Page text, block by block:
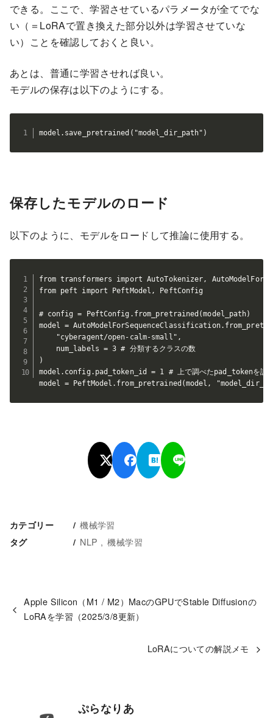
できる。ここで、学習させているパラメータが全てでな
い（＝LoRAで置き換えた部分以外は学習させていな
い）ことを確認しておくと良い。
あとは、普通に学習させれば良い。
モデルの保存は以下のようにする。
model.save_pretrained("model_dir_path")
保存したモデルのロード
以下のように、モデルをロードして推論に使用する。
from transformers import AutoTokenizer,
from peft import PeftModel, PeftConfig
# config = PeftConfig.from_pretrained(model_path)
model =
    "cyberagent/open-calm-small",
    num_labels = 3 # 分類するクラスの数
)
model.config.pad_token_id = 1 # 上で調べたpad_tokenを設定
model = PeftModel.from_pretrained(model,
カテゴリー 機械学習
タグ NLP 機械学習
Apple Silicon（M1 / M2）MacのGPUでStable Diffusionの
LoRAを学習（2025/3/8更新）
LoRAについての解説メモ
ぷらなりあ